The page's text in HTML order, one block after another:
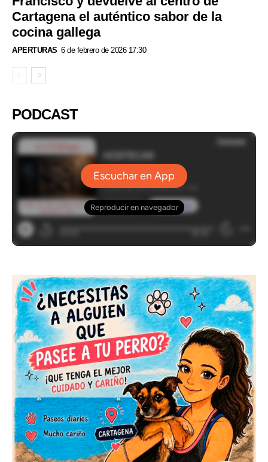
Cartagena el auténtico sabor de la
cocina gallega
APERTURAS 6 de febrero de 2026 17:30
PODCAST